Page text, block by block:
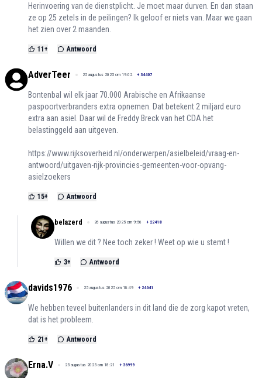
Herinvoering van de dienstplicht. Je moet maar durven. En dan staan
ze op 25 zetels in de peilingen? Ik geloof er niets van. Maar we gaan
het zien over 2 maanden.
11+ Antwoord
AdverTeer 25 augustus 2025 om 19:02 + 34407
Bontenbal wil elk jaar 70.000 Arabische en Afrikaanse
paspoortverbranders extra opnemen. Dat betekent 2 miljard euro
extra aan asiel. Daar wil de Freddy Breck van het CDA het
belastinggeld aan uitgeven.
https://www.rijksoverheid.nl/onderwerpen/asielbeleid/vraag-en-
antwoord/uitgaven-rijk-provincies-gemeenten-voor-opvang-
asielzoekers
15+ Antwoord
belazerd 26 augustus 2025 om 9:56 + 22418
Willen we dit ? Nee toch zeker ! Weet op wie u stemt !
3+ Antwoord
davids1976 25 augustus 2025 om 18:49 + 24641
We hebben teveel buitenlanders in dit land die de zorg kapot vreten,
dat is het probleem.
21+ Antwoord
Erna.V 25 augustus 2025 om 18:21 + 36999